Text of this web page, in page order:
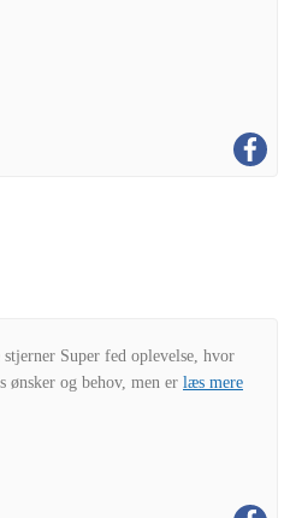
stjerner Super fed oplevelse, hvor
ønsker og behov, men er læs mere